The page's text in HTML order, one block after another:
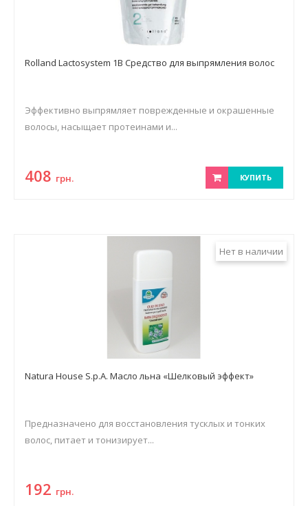
Rolland Lactosystem 1B Средство для выпрямления волос
Эффективно выпрямляет поврежденные и окрашенные
волосы, насыщает протеинами и...
408 грн. КУПИТЬ
Нет в наличии
Natura House S.p.A. Масло льна «Шелковый эффект»
Предназначено для восстановления тусклых и тонких
волос, питает и тонизирует...
192 грн.